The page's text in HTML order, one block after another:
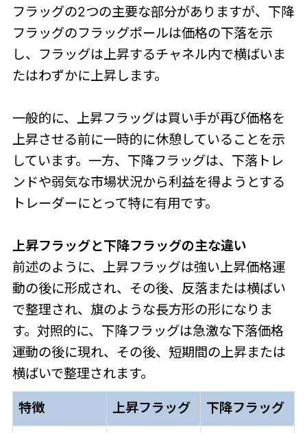
フラッグの2つの主要な部分がありますが、下降
フラッグのフラッグポールは価格の下落を示
し、フラッグは上昇するチャネル内で横ばいま
たはわずかに上昇します。
一般的に、上昇フラッグは買い手が再び価格を
上昇させる前に一時的に休憩していることを示
しています。一方、下降フラッグは、下落トレ
ンドや弱気な市場状況から利益を得ようとする
トレーダーにとって特に有用です。
上昇フラッグと下降フラッグの主な違い
前述のように、上昇フラッグは強い上昇価格運
動の後に形成され、その後、反落または横ばい
で整理され、旗のような長方形の形になりま
す。対照的に、下降フラッグは急激な下落価格
運動の後に現れ、その後、短期間の上昇または
横ばいで整理されます。
特徴 上昇フラッグ 下降フラッグ